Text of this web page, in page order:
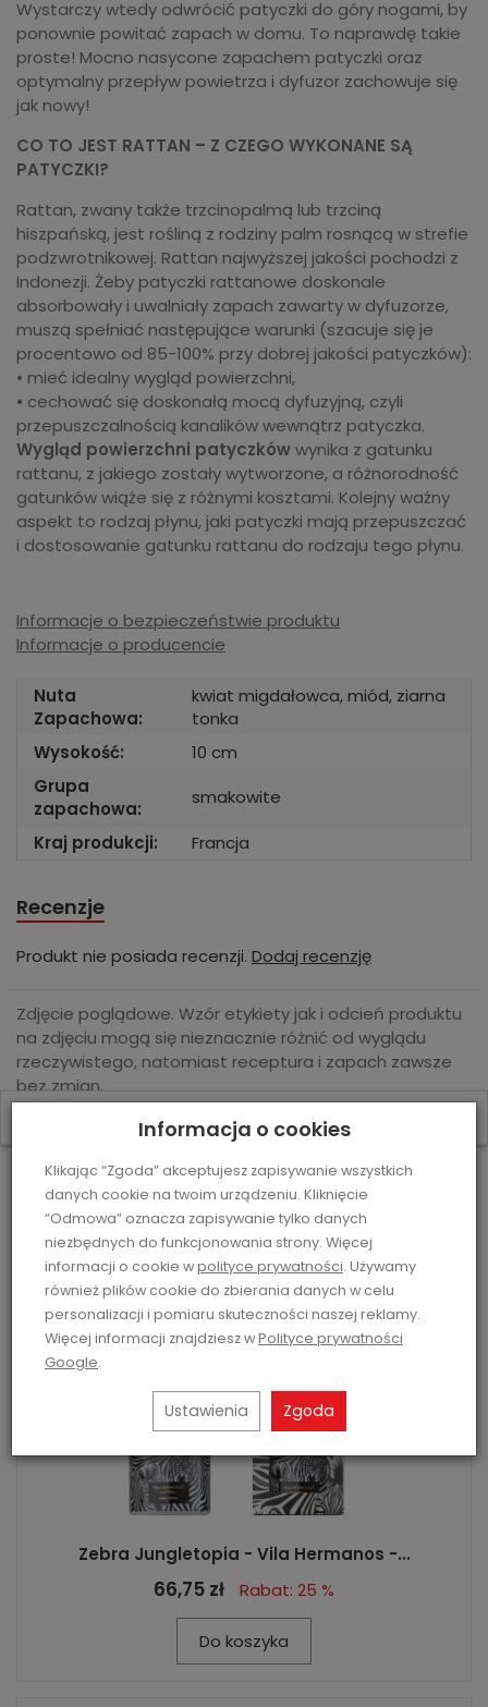
Wystarczy wtedy odwrócić patyczki do góry nogami, by
ponownie powitać zapach w domu. To naprawdę takie
proste! Mocno nasycone zapachem patyczki oraz
optymalny przepływ powietrza i dyfuzor zachowuje się
jak nowy!
CO TO JEST RATTAN – Z CZEGO WYKONANE SĄ
PATYCZKI?
Rattan, zwany także trzcinopalmą lub trzciną
hiszpańską, jest rośliną z rodziny palm rosnącą w strefie
podzwrotnikowej. Rattan najwyższej jakości pochodzi z
Indonezji. Żeby patyczki rattanowe doskonale
absorbowały i uwalniały zapach zawarty w dyfuzorze,
muszą spełniać następujące warunki (szacuje się je
procentowo od 85-100% przy dobrej jakości patyczków):
• mieć idealny wygląd powierzchni,
• cechować się doskonałą mocą dyfuzyjną, czyli
przepuszczalnością kanalików wewnątrz patyczka.
Wygląd powierzchni patyczkówwynika z gatunku
rattanu, z jakiego zostały wytworzone, a różnorodność
gatunków wiąże się z różnymi kosztami. Kolejny ważny
aspekt to rodzaj płynu, jaki patyczki mają przepuszczać
i dostosowanie gatunku rattanu do rodzaju tego płynu.
Informacja o cookies
Klikając “Zgoda” akceptujesz zapisywanie wszystkich
danych cookie na twoim urządzeniu. Kliknięcie
“Odmowa” oznacza zapisywanie tylko danych
niezbędnych do funkcjonowania strony. Więcej
informacji o cookie wpolityce prywatności. Używamy
również plików cookie do zbierania danych w celu
personalizacji i pomiaru skuteczności naszej reklamy.
Więcej informacji znajdziesz wPolityce prywatności
Google.
Ustawienia Zgoda
Informacje o bezpieczeństwie produktu
Informacje o producencie
Nuta
Zapachowa:
kwiat migdałowca, miód, ziarna
tonka
Wysokość:
10 cm
Grupa
zapachowa:
smakowite
Kraj produkcji:
Francja
Recenzje
Produkt nie posiada recenzji. Dodaj recenzję
Zdjęcie poglądowe. Wzór etykiety jak i odcień produktu
na zdjęciu mogą się nieznacznie różnić od wyglądu
rzeczywistego, natomiast receptura i zapach zawsze
bez zmian.
Polecane produkty
Zebra Jungletopia - Vila Hermanos -...
66,75 zł Rabat: 25 %
Do koszyka
W ostatnich 7 dniach produktem interesują się